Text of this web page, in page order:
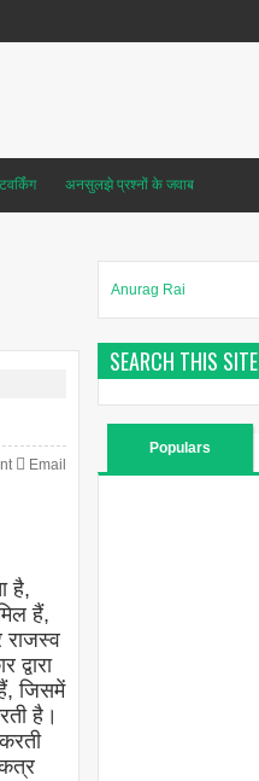
अनसुलझे प्रश्नों के जवाब
Email
है,
हैं,
राजस्व
जिसमें
है।
Anurag Rai
SEARCH THIS SITE
Populars